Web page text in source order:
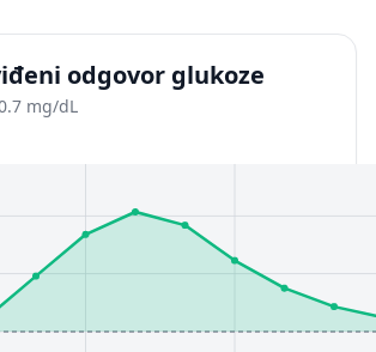
odgovor glukoze
mg/dL